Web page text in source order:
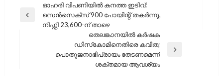
പോസ്റ്റുകളിലൂടെ
Previous
ഓഹരി വിപണിയിൽ കനത്ത ഇടിവ്:
സെൻസെക്സ് 900 പോയിന്റ് തകർന്നു,
നിഫ്റ്റി 23,600-ന് താഴെ
തെലങ്കാനയിൽ കർഷക
ഡിസ്‌കോമിനെതിരെ കവിത;
പൊതുജനാഭിപ്രായം തേടണമെന്ന്
ശക്തമായ ആവശ്യം